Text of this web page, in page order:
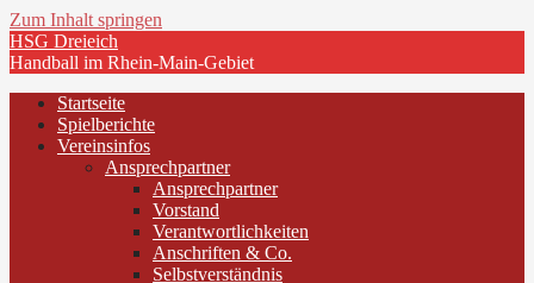
Zum Inhalt springen
HSG Dreieich
Handball im Rhein-Main-Gebiet
Startseite
Spielberichte
Vereinsinfos
Ansprechpartner
Ansprechpartner
Vorstand
Verantwortlichkeiten
Anschriften & Co.
Selbstverständnis